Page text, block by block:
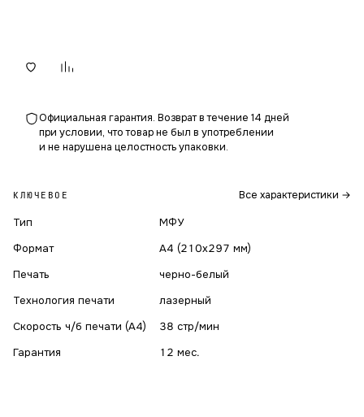
Официальная гарантия. Возврат в течение 14 дней
при условии, что товар не был в употреблении
и не нарушена целостность упаковки.
КЛЮЧЕВОЕ Все характеристики →
Тип
МФУ
Формат
A4 (210x297 мм)
Печать
черно-белый
Технология печати
лазерный
Скорость ч/б печати (А4)
38 стр/мин
Гарантия
12 мес.